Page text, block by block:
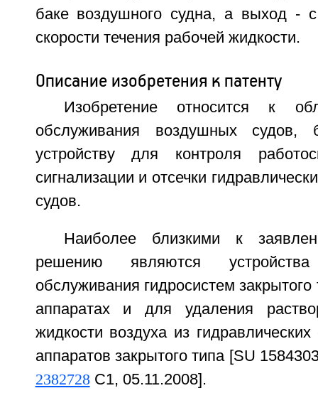
баке воздушного судна, а выход -
скорости течения рабочей жидкости.
Описание изобретения к патенту
Изобретение относится к
обслуживания воздушных судов,
устройству для контроля
сигнализации и отсечки
судов.
Наиболее близкими к
решению являются
обслуживания гидросистем
аппаратах и для удаления
жидкости воздуха из
аппаратов закрытого типа [SU
2382728C1, 05.11.2008].